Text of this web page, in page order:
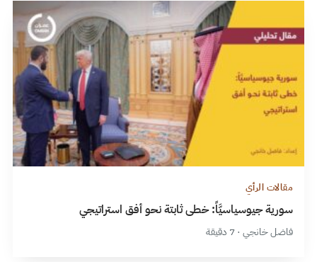
مقالات الرأي
سورية جيوسياسيَّاً: خطى ثابتة نحو أفق استراتيجي
فاضل خانجي · 7 دقيقة